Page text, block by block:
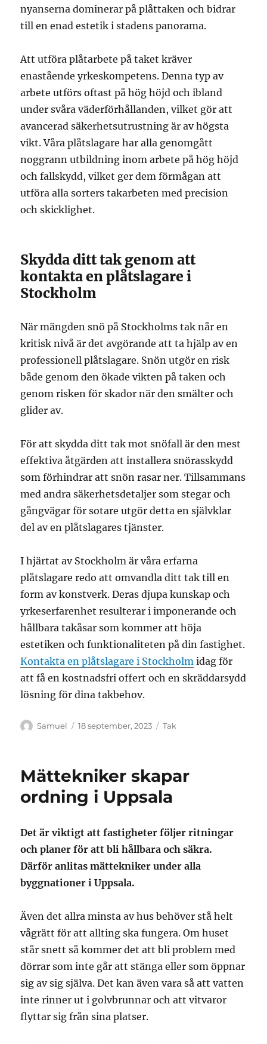
nyanserna dominerar på plåttaken och bidrar
till en enad estetik i stadens panorama.
Att utföra plåtarbete på taket kräver
enastående yrkeskompetens. Denna typ av
arbete utförs oftast på hög höjd och ibland
under svåra väderförhållanden, vilket gör att
avancerad säkerhetsutrustning är av högsta
vikt. Våra plåtslagare har alla genomgått
noggrann utbildning inom arbete på hög höjd
och fallskydd, vilket ger dem förmågan att
utföra alla sorters takarbeten med precision
och skicklighet.
Skydda ditt tak genom att
kontakta en plåtslagare i
Stockholm
När mängden snö på Stockholms tak når en
kritisk nivå är det avgörande att ta hjälp av en
professionell plåtslagare. Snön utgör en risk
både genom den ökade vikten på taken och
genom risken för skador när den smälter och
glider av.
För att skydda ditt tak mot snöfall är den mest
effektiva åtgärden att installera snörasskydd
som förhindrar att snön rasar ner. Tillsammans
med andra säkerhetsdetaljer som stegar och
gångvägar för sotare utgör detta en självklar
del av en plåtslagares tjänster.
I hjärtat av Stockholm är våra erfarna
plåtslagare redo att omvandla ditt tak till en
form av konstverk. Deras djupa kunskap och
yrkeserfarenhet resulterar i imponerande och
hållbara takåsar som kommer att höja
estetiken och funktionaliteten på din fastighet.
Kontakta en plåtslagare i Stockholm idag för
att få en kostnadsfri offert och en skräddarsydd
lösning för dina takbehov.
Författare
Samuel
Publicerat
18 september, 2023 Kategorier
Tak
Mättekniker skapar
ordning i Uppsala
Det är viktigt att fastigheter följer ritningar
och planer för att bli hållbara och säkra.
Därför anlitas mättekniker under alla
byggnationer i Uppsala.
Även det allra minsta av hus behöver stå helt
vågrätt för att allting ska fungera. Om huset
står snett så kommer det att bli problem med
dörrar som inte går att stänga eller som öppnar
sig av sig själva. Det kan även vara så att vatten
inte rinner ut i golvbrunnar och att vitvaror
flyttar sig från sina platser.